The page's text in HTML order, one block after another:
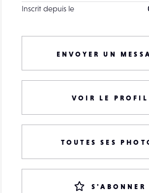
Inscrit depuis le
ENVOYER UN
VOIR LE PROFIL
TOUTES SES
S'ABONNER